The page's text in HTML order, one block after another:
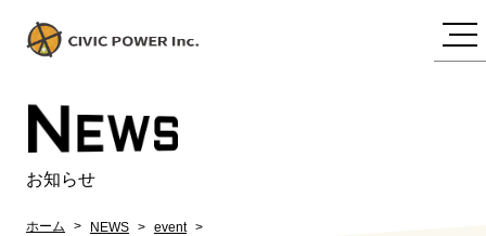
NEWS
お知らせ
ホーム NEWS
event